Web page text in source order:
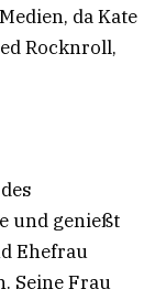
da Kate
Rocknroll,
und genießt
Ehefrau
Seine Frau